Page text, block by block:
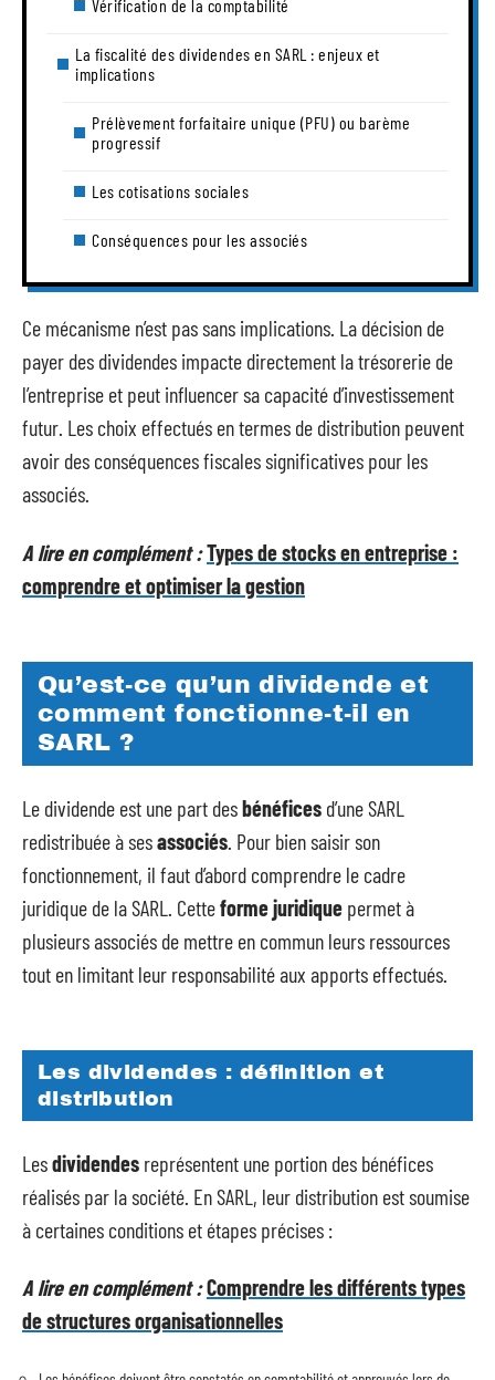
Vérification de la comptabilité
La fiscalité des dividendes en SARL : enjeux et
implications
Prélèvement forfaitaire unique (PFU) ou barème
progressif
Les cotisations sociales
Conséquences pour les associés
Ce mécanisme n’est pas sans implications. La décision de
payer des dividendes impacte directement la trésorerie de
l’entreprise et peut influencer sa capacité d’investissement
futur. Les choix effectués en termes de distribution peuvent
avoir des conséquences fiscales significatives pour les
associés.
A lire en complément :Types de stocks en entreprise :
comprendre et optimiser la gestion
Qu’est-ce qu’un dividende et
comment fonctionne-t-il en
SARL ?
Le dividende est une part desbénéfices d’une SARL
redistribuée à sesassociés . Pour bien saisir son
fonctionnement, il faut d’abord comprendre le cadre
juridique de la SARL. Cetteforme juridique permet à
plusieurs associés de mettre en commun leurs ressources
tout en limitant leur responsabilité aux apports effectués.
Les dividendes : définition et
distribution
Lesdividendes représentent une portion des bénéfices
réalisés par la société. En SARL, leur distribution est soumise
à certaines conditions et étapes précises :
A lire en complément :Comprendre les différents types
de structures organisationnelles